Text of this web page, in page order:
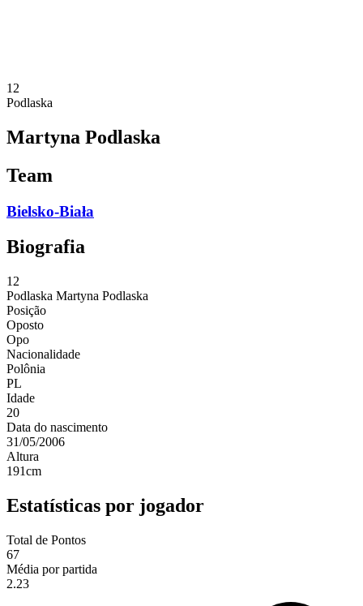
12
Podlaska
Martyna Podlaska
Team
Bielsko-Biała
Biografia
12
Podlaska Martyna Podlaska
Posição
Oposto
Opo
Nacionalidade
Polônia
PL
Idade
20
Data do nascimento
31/05/2006
Altura
191cm
Estatísticas por jogador
Total de Pontos
67
Média por partida
2.23